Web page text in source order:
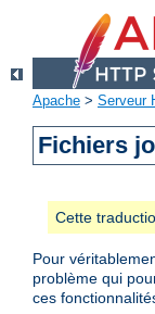
Apache > Serveur
Fichiers
Cette
Pour
problème qui
ces